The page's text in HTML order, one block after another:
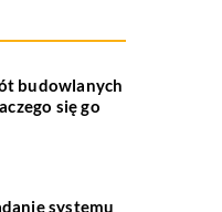
budowlanych
się go
systemu